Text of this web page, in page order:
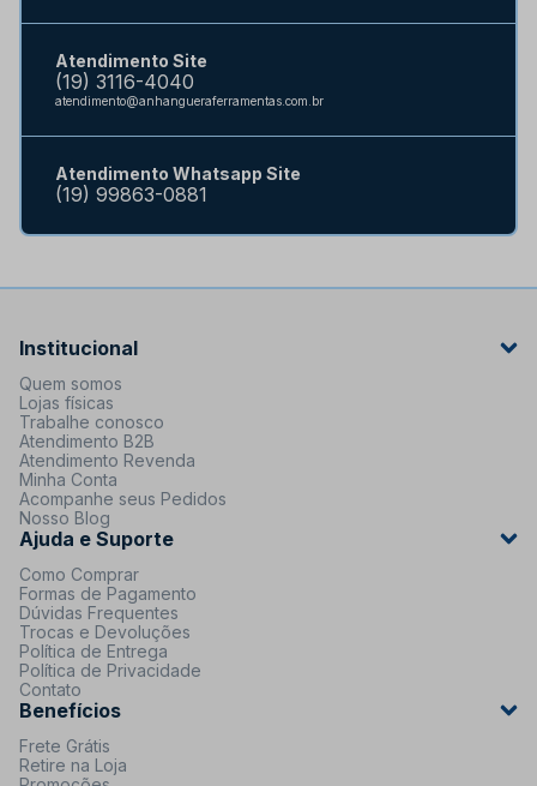
Atendimento Site
(19) 3116-4040
atendimento@anhangueraferramentas.com.br
Atendimento Whatsapp Site
(19) 99863-0881
Institucional
Quem somos
Lojas físicas
Trabalhe conosco
Atendimento B2B
Atendimento Revenda
Minha Conta
Acompanhe seus Pedidos
Nosso Blog
Ajuda e Suporte
Como Comprar
Formas de Pagamento
Dúvidas Frequentes
Trocas e Devoluções
Política de Entrega
Política de Privacidade
Contato
Benefícios
Frete Grátis
Retire na Loja